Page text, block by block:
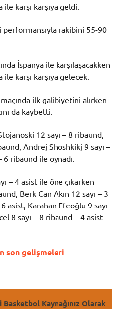
karşı karşıya geldi.
performansıyla rakibini 55-90
İspanya ile karşılaşacakken
karşı karşıya gelecek.
ilk galibiyetini alırken
da kaybetti.
12 sayı – 8 ribaund,
Andrej Shoshkikj 9 sayı –
6 ribaund ile oynadı.
– 4 asist ile öne çıkarken
Berk Can Akın 12 sayı – 3
asist, Karahan Efeoğlu 9 sayı
8 sayı – 8 ribaund – 4 asist
son gelişmeleri
Basketbol Kaynağınız Olarak